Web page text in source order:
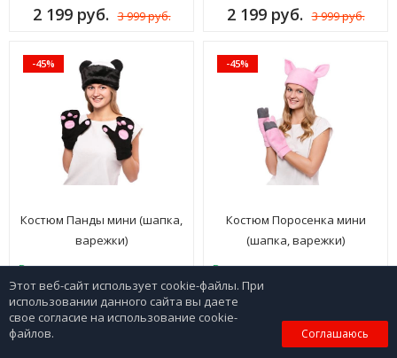
2 199 руб. 3 999 руб. 2 199 руб. 3 999 руб.
-45%
Костюм Панды мини (шапка,
варежки)
В наличии
2 199 руб. 3 999 руб.
-45%
Костюм Поросенка мини
(шапка, варежки)
В наличии
2 199 руб. 3 999 руб.
0
Этот веб-сайт использует cookie-файлы. При
использовании данного сайта вы даете
свое согласие на использование cookie-
файлов.
Соглашаюсь